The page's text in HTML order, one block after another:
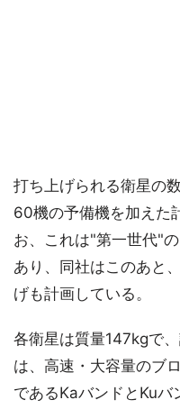
打ち上げられる衛星の
60機の予備機を加えた
お、これは"第一世代"
あり、同社はこのあと
げも計画している。
各衛星は質量147kgで
は、高速・大容量のブ
であるKaバンドとKu